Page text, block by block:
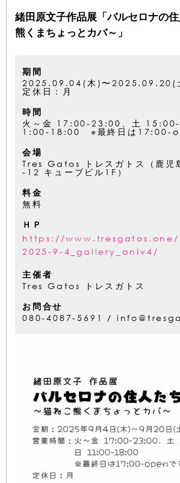
緒田原文子作品展「バルセロナの
熊くまちょっとカバ～」
期間
2025.09.04(木)〜2025.09.20(
定休日：月
時間
火～金 17:00-23:00、土
1:00-18:00 ※最終日は17:00-
会場
Tres Gatos トレスガトス（鹿児
-12 キューブビル1F）
料金
無料
ＨＰ
https://
2025-9-4_gallery_aniv4/
主催者
Tres Gatos トレスガトス
お問合せ
080-4087-5691 /